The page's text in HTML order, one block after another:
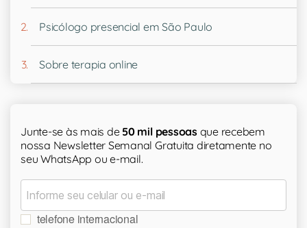
Psicólogo presencial em São Paulo
Sobre terapia online
Junte-se às mais de 50 mil pessoasque recebem
nossa Newsletter Semanal Gratuita diretamente no
seu WhatsApp ou e-mail.
telefone internacional